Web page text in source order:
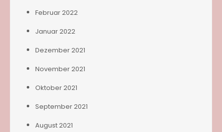
Februar 2022
Januar 2022
Dezember 2021
November 2021
Oktober 2021
September 2021
August 2021